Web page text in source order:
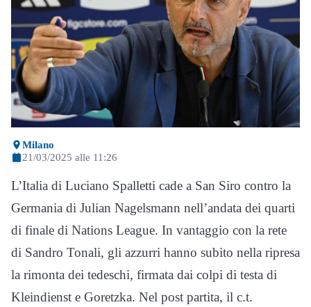
Milano
21/03/2025 alle 11:26
L’Italia di Luciano Spalletti cade a San Siro contro la
Germania di Julian Nagelsmann nell’andata dei quarti
di finale di Nations League. In vantaggio con la rete
di Sandro Tonali, gli azzurri hanno subito nella ripresa
la rimonta dei tedeschi, firmata dai colpi di testa di
Kleindienst e Goretzka. Nel post partita, il c.t.